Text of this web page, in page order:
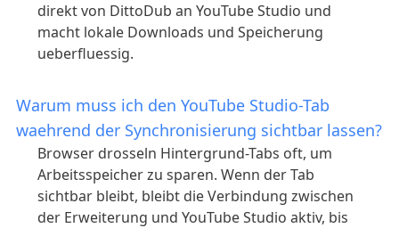
direkt von DittoDub an YouTube Studio und
macht lokale Downloads und Speicherung
ueberfluessig.
Warum muss ich den YouTube Studio-Tab
waehrend der Synchronisierung sichtbar lassen?
Browser drosseln Hintergrund-Tabs oft, um
Arbeitsspeicher zu sparen. Wenn der Tab
sichtbar bleibt, bleibt die Verbindung zwischen
der Erweiterung und YouTube Studio aktiv, bis